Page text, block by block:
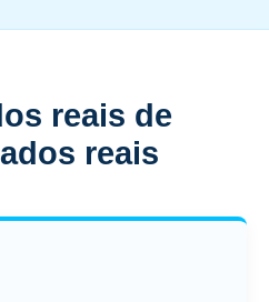
reais de
reais